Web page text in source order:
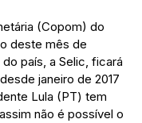
(Copom) do
deste mês de
país, a Selic, ficará
janeiro de 2017
Lula (PT) tem
não é possível o